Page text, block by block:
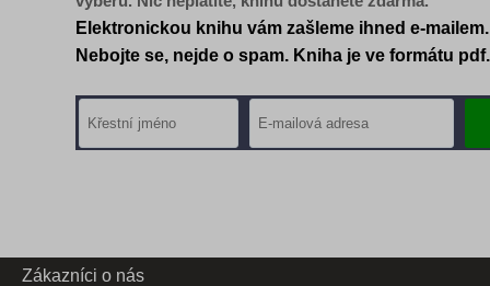
Elektronickou knihu vám zašleme ihned e-mailem.
Nebojte se, nejde o spam. Kniha je ve formátu pdf.
Zákazníci o nás